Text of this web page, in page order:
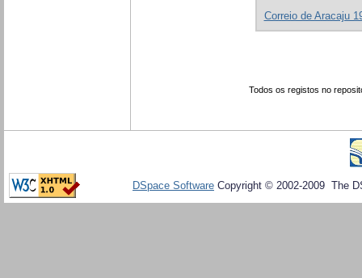
Correio de Aracaju
Todos os registos no
DSpace Software Copyright © 2002-2009 The